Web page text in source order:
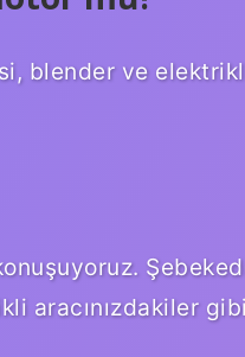
blender ve
aracınızdakiler